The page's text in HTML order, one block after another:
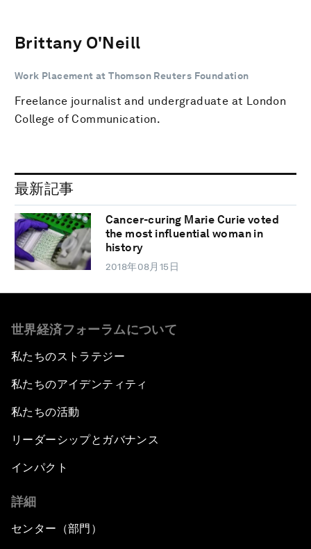
Brittany O'Neill
Work Placement at Thomson Reuters Foundation
Freelance journalist and undergraduate at London
College of Communication.
最新記事
Cancer-curing Marie Curie voted
the most influential woman in
history
2018年08月15日
世界経済フォーラムについて
私たちのストラテジー
私たちのアイデンティティ
私たちの活動
リーダーシップとガバナンス
インパクト
詳細
センター（部門）